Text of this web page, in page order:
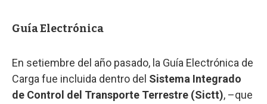
Guía Electrónica
En setiembre del año pasado, la Guía Electrónica de
Carga fue incluida dentro del Sistema Integrado
de Control del Transporte Terrestre (Sictt), –que